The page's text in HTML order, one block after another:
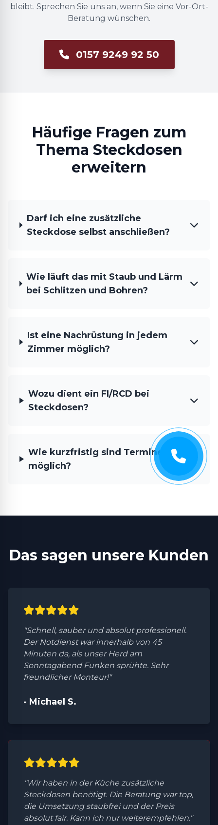
bleibt. Sprechen Sie uns an, wenn Sie eine Vor-Ort-
Beratung wünschen.
0157 9249 92 50
Häufige Fragen zum
Thema Steckdosen
erweitern
Darf ich eine zusätzliche
Steckdose selbst anschließen?
Wie läuft das mit Staub und Lärm
bei Schlitzen und Bohren?
Ist eine Nachrüstung in jedem
Zimmer möglich?
Wozu dient ein FI/RCD bei
Steckdosen?
Wie kurzfristig sind Termine
möglich?
Das sagen unsere Kunden
"Schnell, sauber und absolut professionell.
Der Notdienst war innerhalb von 45
Minuten da, als unser Herd am
Sonntagabend Funken sprühte. Sehr
freundlicher Monteur!"
- Michael S.
"Wir haben in der Küche zusätzliche
Steckdosen benötigt. Die Beratung war top,
die Umsetzung staubfrei und der Preis
absolut fair. Kann ich nur weiterempfehlen."